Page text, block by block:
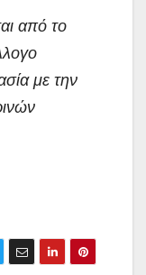
από το
με την